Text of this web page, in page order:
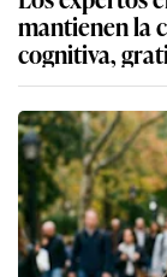
mantienen la
cognitiva,